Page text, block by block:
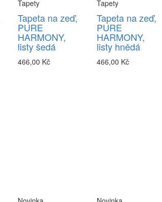
Tapety
Tapeta na zeď,
PURE
HARMONY,
listy šedá
466,00 Kč
Tapety
Tapeta na zeď,
PURE
HARMONY,
listy hnědá
466,00 Kč